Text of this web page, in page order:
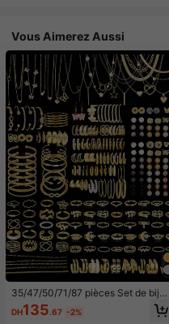
Vous Aimerez Aussi
35/47/50/71/87 pièces Set de bijou
x style bohème, comprenant des bo
ucles d'oreilles, colliers, bagues, br
DH135.67 -2%